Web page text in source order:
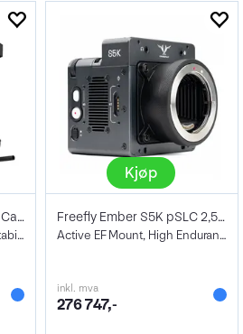
Freefly MoVI XL Gimbal + Case
3-Axis Motorized Gimbal Stabilizer
Kjøp
Freefly Ember S5K pSLC 2,56TB
Active EF Mount, High Endurance 2.56TB
inkl. mva
276 747,-